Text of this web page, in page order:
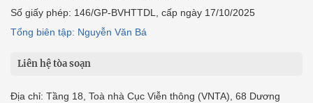
Số giấy phép: 146/GP-BVHTTDL, cấp ngày 17/10/2025
Tổng biên tập: Nguyễn Văn Bá
Liên hệ tòa soạn
Địa chỉ: Tầng 18, Toà nhà Cục Viễn thông (VNTA), 68 Dương